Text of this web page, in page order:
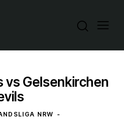
vs Gelsenkirchen
NRW